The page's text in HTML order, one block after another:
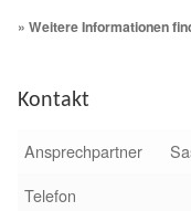
» Weitere Informationen
Kontakt
Ansprechpartner
Telefon